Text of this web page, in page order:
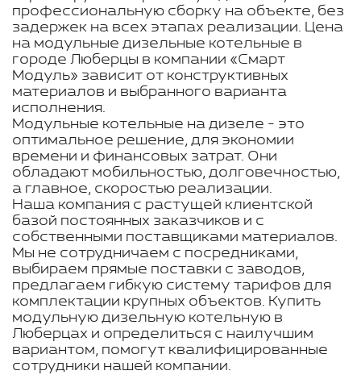
профессиональную сборку на объекте, без
задержек на всех этапах реализации. Цена
на модульные дизельные котельные в
городе Люберцы в компании «Смарт
Модуль» зависит от конструктивных
материалов и выбранного варианта
исполнения.
Модульные котельные на дизеле - это
оптимальное решение, для экономии
времени и финансовых затрат. Они
обладают мобильностью, долговечностью,
а главное, скоростью реализации.
Наша компания с растущей клиентской
базой постоянных заказчиков и с
собственными поставщиками материалов.
Мы не сотрудничаем с посредниками,
выбираем прямые поставки с заводов,
предлагаем гибкую систему тарифов для
комплектации крупных объектов. Купить
модульную дизельную котельную в
Люберцах и определиться с наилучшим
вариантом, помогут квалифицированные
сотрудники нашей компании.